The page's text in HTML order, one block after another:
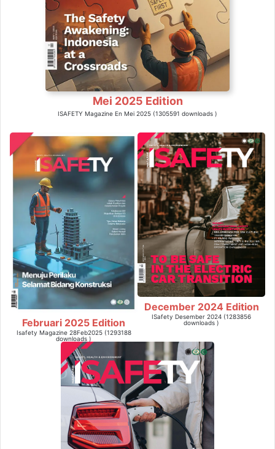
Mei 2025 Edition
ISAFETY Magazine En Mei 2025 (1305591 downloads )
Februari 2025 Edition
Isafety Magazine 28Feb2025 (1293188
downloads )
December 2024 Edition
ISafety Desember 2024 (1283856
downloads )